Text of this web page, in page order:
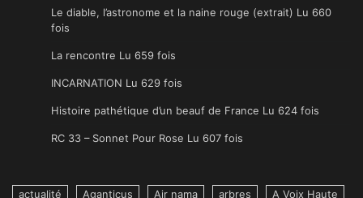
Le diable, l’astronome et la naine rouge (extrait) Lu 660
fois
La rencontre Lu 659 fois
INCARNATION Lu 629 fois
Histoire pathétique d’un beauf de France Lu 624 fois
RC 33 – Sonnet Pour Rose Lu 607 fois
actualité Aganticus Air nama arbres
A Voix Haute